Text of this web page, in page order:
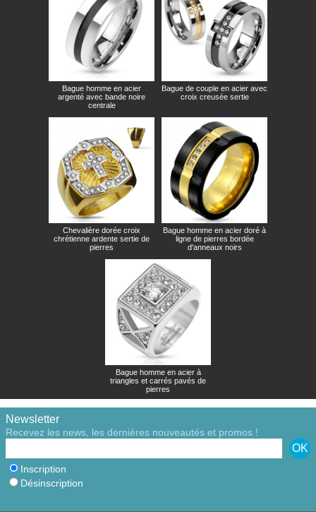
Bague homme en acier
argenté avec bande noire
centrale
Bague de couple en acier avec
croix creusée sertie
Chevalière dorée croix
chrétienne ardente sertie de
pierres
Bague homme en acier doré à
ligne de pierres bordée
d'anneaux noirs
Bague homme en acier à
triangles et carrés pavés de
pierres
Newsletter
Recevez les news, les dernières nouveautés et promos !
Inscription
Désinscription